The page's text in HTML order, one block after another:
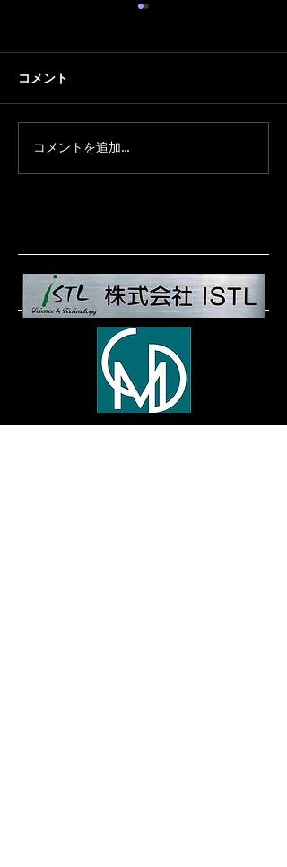
ISTLの社長挨拶と成功の
キーポイント
コメント
コメントを追加…
<連 絡先>